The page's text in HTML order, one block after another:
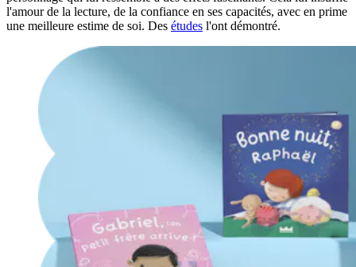
l'amour de la lecture, de la confiance en ses capacités, avec en prime
une meilleure estime de soi. Des études l'ont démontré.